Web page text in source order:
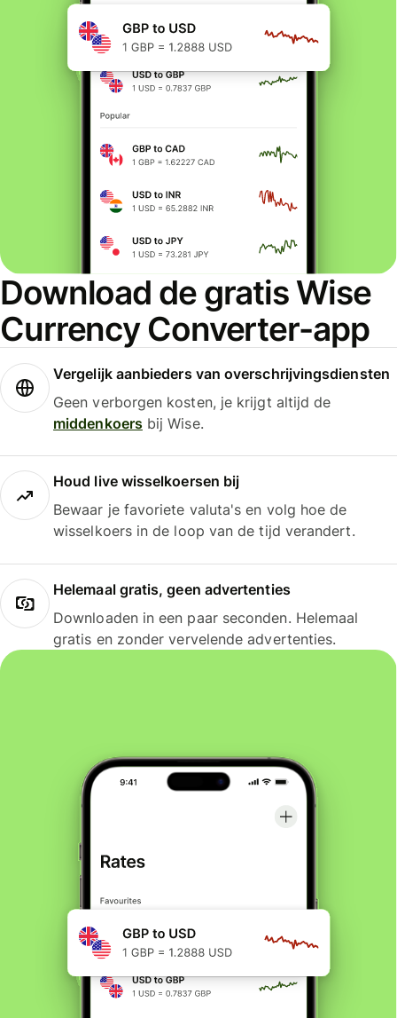
Download de gratis Wise
Currency Converter-app
Vergelijk aanbieders van overschrijvingsdiensten
Geen verborgen kosten, je krijgt altijd de
middenkoersbij Wise.
Houd live wisselkoersen bij
Bewaar je favoriete valuta's en volg hoe de
wisselkoers in de loop van de tijd verandert.
Helemaal gratis, geen advertenties
Downloaden in een paar seconden. Helemaal
gratis en zonder vervelende advertenties.